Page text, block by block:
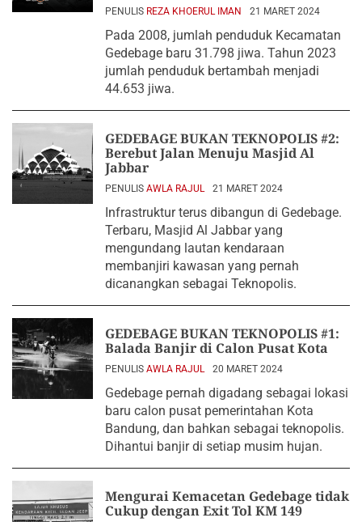
PENULIS REZA KHOERUL IMAN 21 MARET 2024
Pada 2008, jumlah penduduk Kecamatan
Gedebage baru 31.798 jiwa. Tahun 2023
jumlah penduduk bertambah menjadi
44.653 jiwa.
GEDEBAGE BUKAN TEKNOPOLIS #2:
Berebut Jalan Menuju Masjid Al
Jabbar
PENULIS AWLA RAJUL 21 MARET 2024
Infrastruktur terus dibangun di Gedebage.
Terbaru, Masjid Al Jabbar yang
mengundang lautan kendaraan
membanjiri kawasan yang pernah
dicanangkan sebagai Teknopolis.
GEDEBAGE BUKAN TEKNOPOLIS #1:
Balada Banjir di Calon Pusat Kota
PENULIS AWLA RAJUL 20 MARET 2024
Gedebage pernah digadang sebagai lokasi
baru calon pusat pemerintahan Kota
Bandung, dan bahkan sebagai teknopolis.
Dihantui banjir di setiap musim hujan.
Mengurai Kemacetan Gedebage tidak
Cukup dengan Exit Tol KM 149